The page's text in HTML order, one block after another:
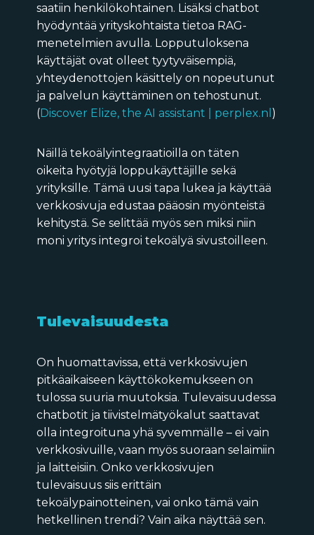
saatiin henkilökohtainen. Lisäksi chatbot
hyödyntää yrityskohtaista tietoa RAG-
menetelmien avulla. Lopputuloksena
käyttäjät ovat olleet tyytyväisempiä,
yhteydenottojen käsittely on nopeutunut
ja palvelun käyttäminen on tehostunut.
(Discover Elize, the AI assistant | perplex.nl )
Näillä tekoälyintegraatioilla on täten
oikeita hyötyjä loppukäyttäjille sekä
yrityksille. Tämä uusi tapa lukea ja käyttää
verkkosivuja edustaa pääosin myönteistä
kehitystä. Se selittää myös sen miksi niin
moni yritys integroi tekoälyä sivustoilleen.
Tulevaisuudesta
On huomattavissa, että verkkosivujen
pitkäaikaiseen käyttökokemukseen on
tulossa suuria muutoksia. Tulevaisuudessa
chatbotit ja tiivistelmätyökalut saattavat
olla integroituna yhä syvemmälle – ei vain
verkkosivuille, vaan myös suoraan selaimiin
ja laitteisiin. Onko verkkosivujen
tulevaisuus siis erittäin
tekoälypainotteinen, vai onko tämä vain
hetkellinen trendi? Vain aika näyttää sen.